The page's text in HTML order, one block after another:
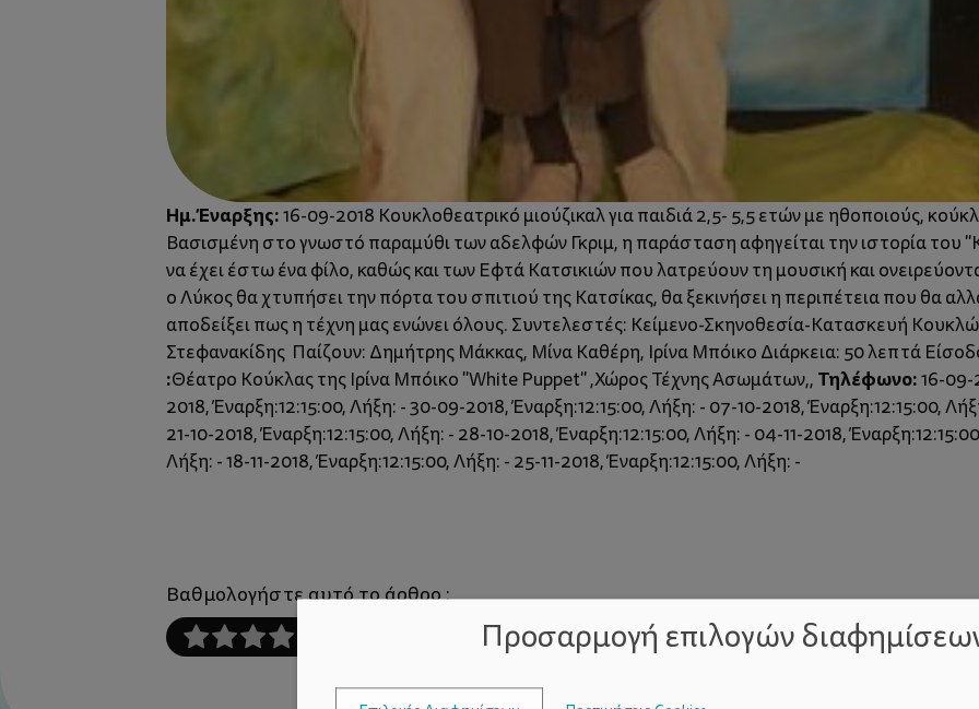
Βαθμολογήστε αυτό το άρθρο :
Ημ. Έναρξης:16-09-2018 Κουκλοθεατρικό μιούζικαλ για παιδιά 2,5- 5,5 ετών με ηθοποιούς,
Βασισμένη στο γνωστό παραμύθι των αδελφών Γκριμ, η παράσταση αφηγείται την ιστορία του
να έχει έστω ένα φίλο, καθώς και των Εφτά Κατσικιών που λατρεύουν τη μουσική και
ο Λύκος θα χτυπήσει την πόρτα του σπιτιού της Κατσίκας, θα ξεκινήσει η περιπέτεια που θα
αποδείξει πως η τέχνη μας ενώνει όλους. Συντελεστές: Κείμενο-Σκηνοθεσία-Κατασκευή
Στεφανακίδης Παίζουν: Δημήτρης Μάκκας, Μίνα Καθέρη, Ιρίνα Μπόικο Διάρκεια: 50 λεπτά
:Θέατρο Κούκλας της Ιρίνα Μπόικο "White Puppet" ,Χώρος Τέχνης Ασωμάτων,, Τηλέφωνο:16-09-
2018, Έναρξη:12:15:00, Λήξη: - 30-09-2018, Έναρξη:12:15:00, Λήξη: - 07-10-2018, Έναρξη:12:15:00,
21-10-2018, Έναρξη:12:15:00, Λήξη: - 28-10-2018, Έναρξη:12:15:00, Λήξη: - 04-11-2018,
Λήξη: - 18-11-2018, Έναρξη:12:15:00, Λήξη: - 25-11-2018, Έναρξη:12:15:00, Λήξη: -
Προσαρμογή επιλογών